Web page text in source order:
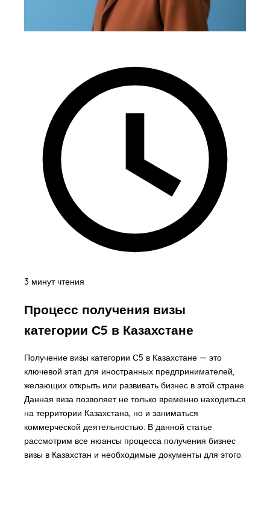
3 минут чтения
Процесс получения визы
категории С5 в Казахстане
Получение визы категории С5 в Казахстане — это
ключевой этап для иностранных предпринимателей,
желающих открыть или развивать бизнес в этой стране.
Данная виза позволяет не только временно находиться
на территории Казахстана, но и заниматься
коммерческой деятельностью. В данной статье
рассмотрим все нюансы процесса получения бизнес
визы в Казахстан и необходимые документы для этого.